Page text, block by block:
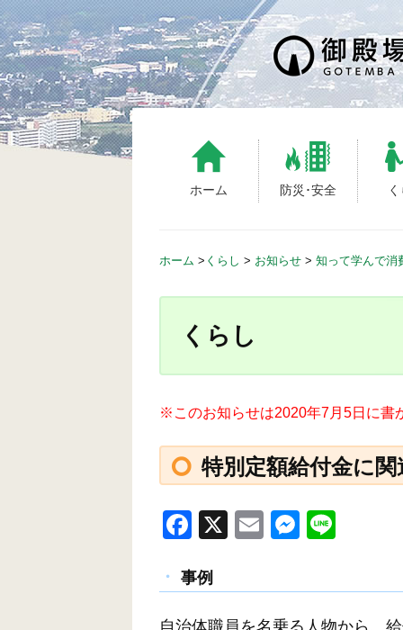
S
k
i
p
t
o
c
ホーム 防災･安全
ホーム > くらし > お知らせ > 知って学んで消
くらし
※このお知らせは2020年7月5日に書
特別定額給付金に
F
c
e
X
E
M
e
事例